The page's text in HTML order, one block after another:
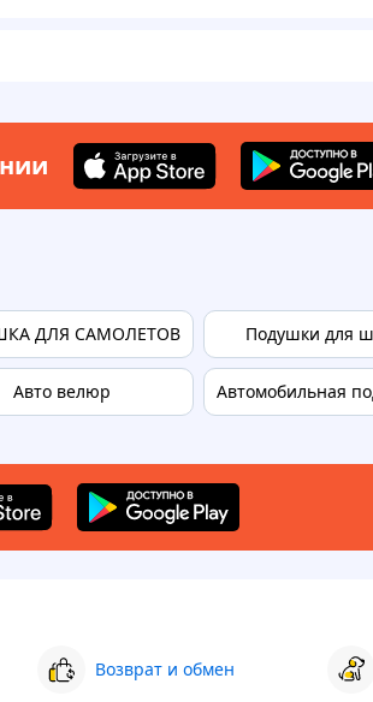
ДЛЯ САМОЛЕТОВ
Авто велюр
Подушки для
Автомобильная
Возврат и обмен